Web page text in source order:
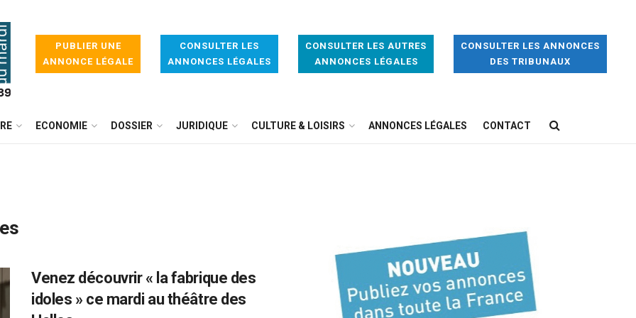
PUBLIER UNE
ANNONCE LÉGALE
CONSULTER LES
ANNONCES LÉGALES
CONSULTER LES AUTRES
ANNONCES LÉGALES
CONSULTER LES ANNONCES
DES TRIBUNAUX
ECONOMIE DOSSIER JURIDIQUE CULTURE & LOISIRS ANNONCES LÉGALES CONTACT
Venez découvrir « la fabrique des
idoles » ce mardi au théâtre des